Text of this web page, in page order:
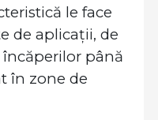
le face
de aplicații, de
până
în zone de